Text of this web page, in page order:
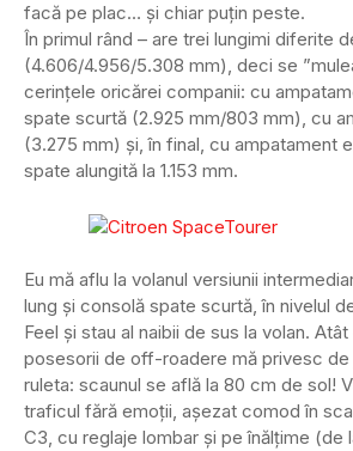
facă pe plac… și chiar puțin peste.
În primul rând – are trei lungimi diferite
(4.606/4.956/5.308 mm), deci se
cerințele oricărei companii: cu
spate scurtă (2.925 mm/803 mm), cu
(3.275 mm) și, în final, cu ampatament
spate alungită la 1.153 mm.
Eu mă aflu la volanul versiunii
lung și consolă spate scurtă, în nivelul
Feel și stau al naibii de sus la volan.
posesorii de off-roadere mă privesc
ruleta: scaunul se află la 80 cm de sol!
traficul fără emoții, așezat comod în
C3, cu reglaje lombar și pe înălțime (de